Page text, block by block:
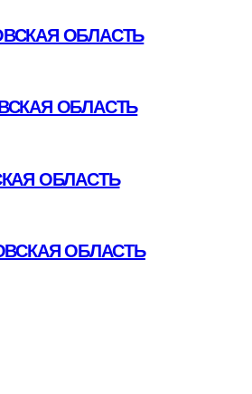
ОБЛАСТЬ
ОБЛАСТЬ
ОБЛАСТЬ
ОБЛАСТЬ